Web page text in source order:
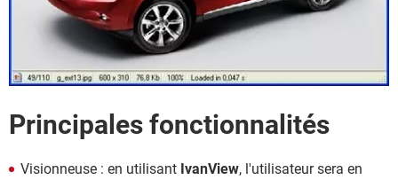
Principales fonctionnalités
Visionneuse : en utilisant IvanView, l'utilisateur sera en